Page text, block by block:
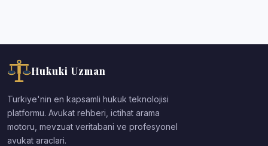
Hukuki Uzman
Turkiye'nin en kapsamli hukuk teknolojisi
platformu. Avukat rehberi, ictihat arama
motoru, mevzuat veritabani ve profesyonel
avukat araclari.